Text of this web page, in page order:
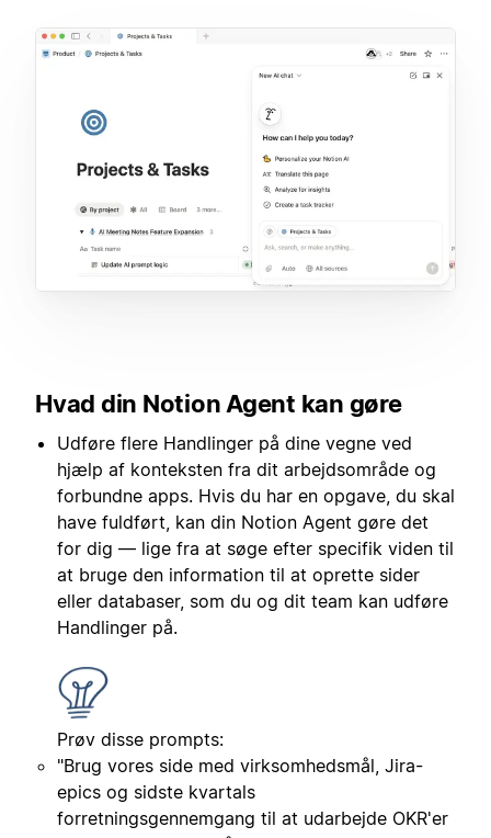
Hvad din Notion Agent kan gøre
Udføre flere Handlinger på dine vegne ved
hjælp af konteksten fra dit arbejdsområde og
forbundne apps. Hvis du har en opgave, du skal
have fuldført, kan din Notion Agent gøre det
for dig — lige fra at søge efter specifik viden til
at bruge den information til at oprette sider
eller databaser, som du og dit team kan udføre
Handlinger på.
Prøv disse prompts:
"Brug vores side med virksomhedsmål, Jira-
epics og sidste kvartals
forretningsgennemgang til at udarbejde OKR'er